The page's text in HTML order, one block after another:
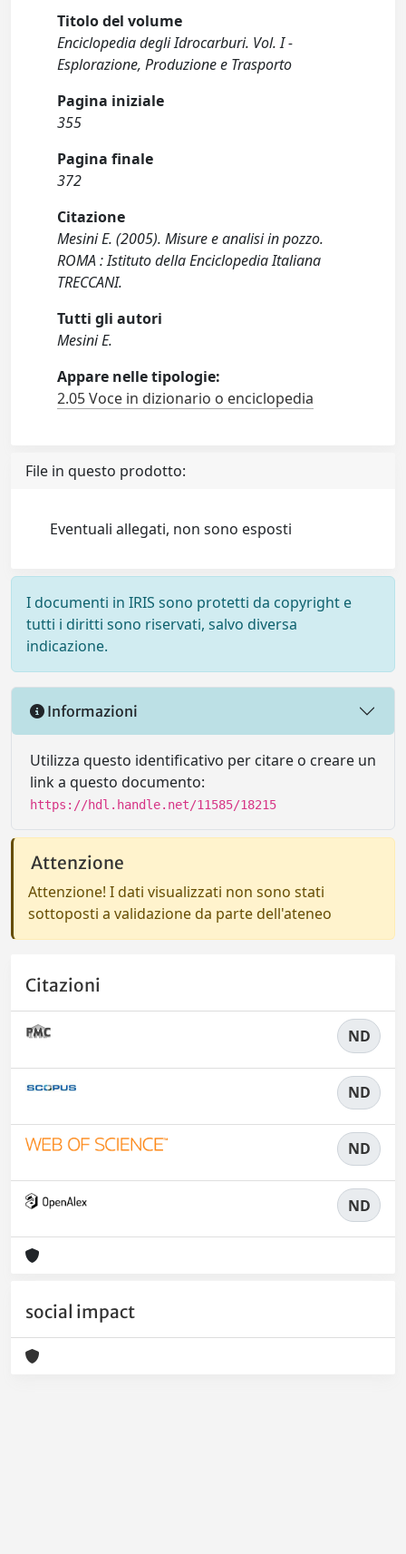
Titolo del volume
Enciclopedia degli Idrocarburi. Vol. I -
Esplorazione, Produzione e Trasporto
Pagina iniziale
355
Pagina finale
372
Citazione
Mesini E. (2005). Misure e analisi in pozzo.
ROMA : Istituto della Enciclopedia Italiana
TRECCANI.
Tutti gli autori
Mesini E.
Appare nelle tipologie:
2.05 Voce in dizionario o enciclopedia
File in questo prodotto:
Eventuali allegati, non sono esposti
I documenti in IRIS sono protetti da copyright e
tutti i diritti sono riservati, salvo diversa
indicazione.
Informazioni
Utilizza questo identificativo per citare o creare un
link a questo documento:
https://hdl.handle.net/11585/18215
Attenzione
Attenzione! I dati visualizzati non sono stati
sottoposti a validazione da parte dell'ateneo
Citazioni
ND
ND
ND
ND
social impact